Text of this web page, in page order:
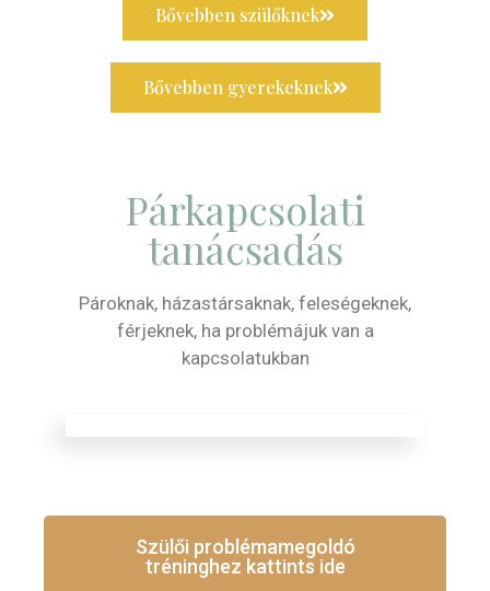
Bővebben szülőknek
Bővebben gyerekeknek
Párkapcsolati
tanácsadás
Pároknak, házastársaknak, feleségeknek,
férjeknek, ha problémájuk van a
kapcsolatukban
Szülői problémamegoldó
tréninghez kattints ide